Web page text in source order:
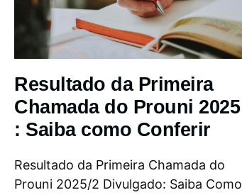
Resultado da Primeira
Chamada do Prouni 2025
: Saiba como Conferir
Resultado da Primeira Chamada do
Prouni 2025/2 Divulgado: Saiba Como